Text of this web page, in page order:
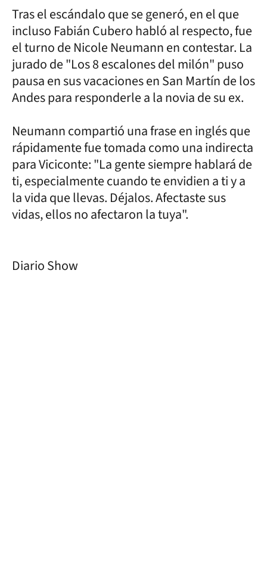
Tras el escándalo que se generó, en el que
incluso Fabián Cubero habló al respecto, fue
el turno de Nicole Neumann en contestar. La
jurado de "Los 8 escalones del milón" puso
pausa en sus vacaciones en San Martín de los
Andes para responderle a la novia de su ex.
Neumann compartió una frase en inglés que
rápidamente fue tomada como una indirecta
para Viciconte: "La gente siempre hablará de
ti, especialmente cuando te envidien a ti y a
la vida que llevas. Déjalos. Afectaste sus
vidas, ellos no afectaron la tuya".
Diario Show